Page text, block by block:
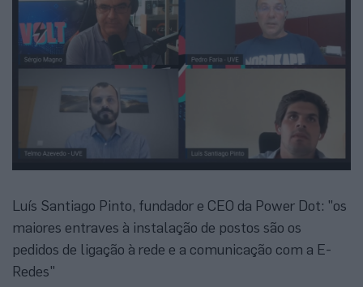
Luís Santiago Pinto, fundador e CEO da Power Dot: "os
maiores entraves à instalação de postos são os
pedidos de ligação à rede e a comunicação com a E-
Redes"